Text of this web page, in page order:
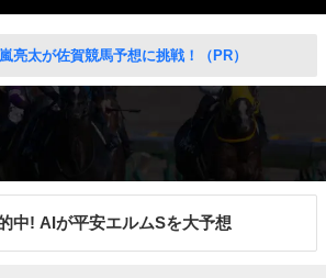
亮太が佐賀競馬予想に挑戦！（PR）
中! AIが平安エルムSを大予想